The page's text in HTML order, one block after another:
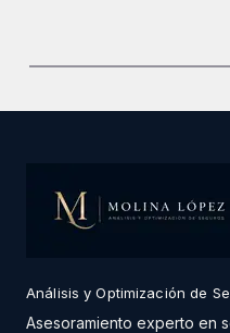
Análisis y Optimización de
Asesoramiento experto en